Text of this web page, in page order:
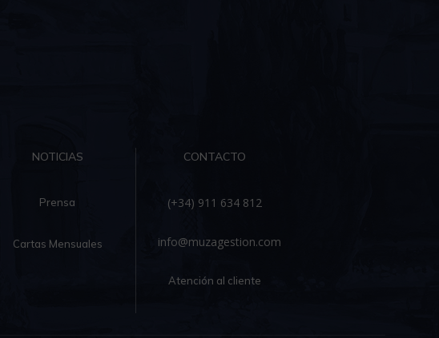
NOTICIAS
Prensa
Cartas Mensuales
CONTACTO
(+34) 911 634 812
info@muzagestion.com
Atención al cliente